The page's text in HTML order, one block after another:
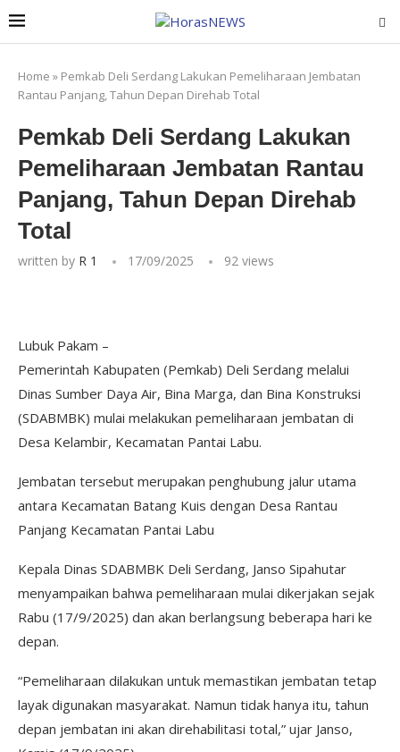
Home » Pemkab Deli Serdang Lakukan Pemeliharaan Jembatan
Rantau Panjang, Tahun Depan Direhab Total
Pemkab Deli Serdang Lakukan
Pemeliharaan Jembatan Rantau
Panjang, Tahun Depan Direhab
Total
written by R 1 17/09/2025 92 views
Lubuk Pakam –
Pemerintah Kabupaten (Pemkab) Deli Serdang melalui
Dinas Sumber Daya Air, Bina Marga, dan Bina Konstruksi
(SDABMBK) mulai melakukan pemeliharaan jembatan di
Desa Kelambir, Kecamatan Pantai Labu.
Jembatan tersebut merupakan penghubung jalur utama
antara Kecamatan Batang Kuis dengan Desa Rantau
Panjang Kecamatan Pantai Labu
Kepala Dinas SDABMBK Deli Serdang, Janso Sipahutar
menyampaikan bahwa pemeliharaan mulai dikerjakan sejak
Rabu (17/9/2025) dan akan berlangsung beberapa hari ke
depan.
“Pemeliharaan dilakukan untuk memastikan jembatan tetap
layak digunakan masyarakat. Namun tidak hanya itu, tahun
depan jembatan ini akan direhabilitasi total,” ujar Janso,